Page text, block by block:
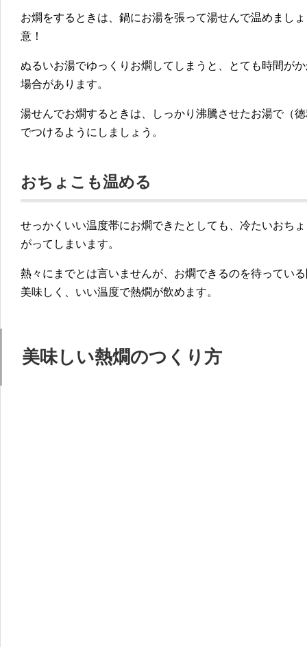
お燗をするときは、鍋にお湯を張って湯せんで温めまし
意！
ぬるいお湯でゆっくりお燗してしまうと、とても時間が
場合があります。
湯せんでお燗するときは、しっかり沸騰させたお湯で（
でつけるようにしましょう。
おちょこも温める
せっかくいい温度帯にお燗できたとしても、冷たいおち
がってしまいます。
熱々にまでとは言いませんが、お燗できるのを待ってい
美味しく、いい温度で熱燗が飲めます。
美味しい熱燗のつくり方